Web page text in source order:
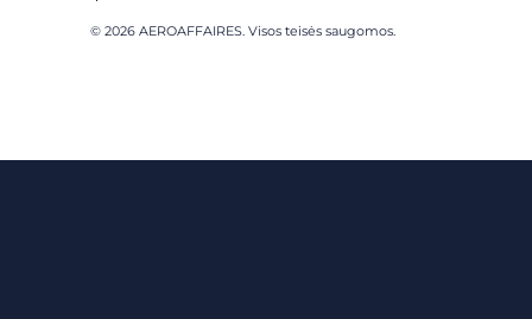
© 2026 AEROAFFAIRES. Visos teisės saugomos.